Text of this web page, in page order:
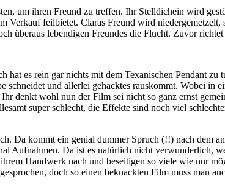
um ihren Freund zu treffen. Ihr Stelldichein wird
feilbietet. Claras Freund wird niedergemetzelt,
überaus lebendigen Freundes die Flucht. Zuvor
es rein gar nichts mit dem Texanischen Pendant zu
und allerlei gehacktes rauskommt. Wobei in
denkt wohl nun der Film sei nicht so ganz ernst
super schlecht, die Effekte sind noch viel
Da kommt ein genial dummer Spruch (!!) nach dem
Aufnahmen. Da ist es natürlich nicht verwunderlich,
Handwerk nach und beseitigen so viele wie nur
doch so einen beknackten Film muss man